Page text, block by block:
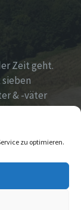
zu optimieren.
Zeit geht.
& -väter